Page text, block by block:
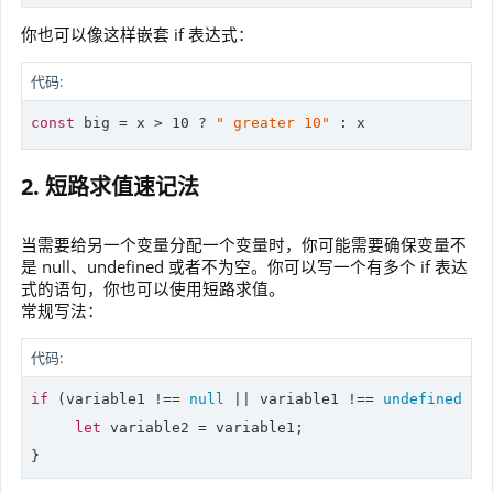
你也可以像这样嵌套 if 表达式：
代码:
const big = x > 10 ? " greater 10" : x
2. 短路求值速记法
当需要给另一个变量分配一个变量时，你可能需要确保变量不
是 null、undefined 或者不为空。你可以写一个有多个 if 表达
式的语句，你也可以使用短路求值。
常规写法：
代码:
if (variable1 !== null || variable1 !== undefined
let variable2 = variable1;
}